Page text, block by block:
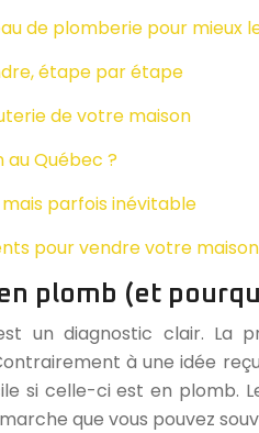
de plomberie pour mieux
étape par étape
de votre maison
Québec ?
parfois inévitable
pour vendre votre maison
plomb (et
un diagnostic clair. La
à une idée
si celle-ci est en plomb.
que vous pouvez